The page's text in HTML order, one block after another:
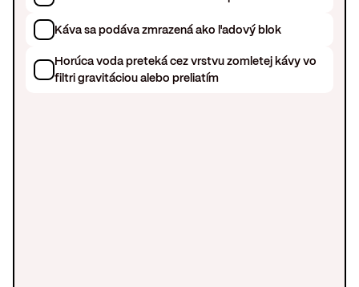
Káva sa podáva zmrazená ako ľadový blok
Horúca voda preteká cez vrstvu zomletej kávy vo
filtri gravitáciou alebo preliatím